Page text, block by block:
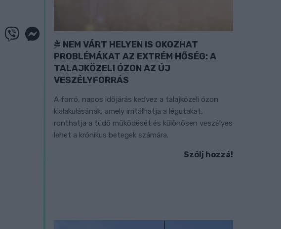
NEM VÁRT HELYEN IS OKOZHAT
PROBLÉMÁKAT AZ EXTRÉM HŐSÉG: A
TALAJKÖZELI ÓZON AZ ÚJ
VESZÉLYFORRÁS
A forró, napos időjárás kedvez a talajközeli ózon
kialakulásának, amely irritálhatja a légutakat,
ronthatja a tüdő működését és különösen veszélyes
lehet a krónikus betegek számára.
Szólj hozzá!